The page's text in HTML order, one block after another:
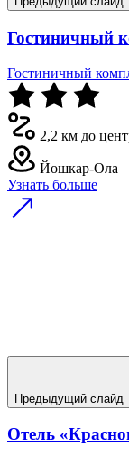
Гостиничный
Гостиничный
2,2 км до
Йошкар-Ола
Узнать больше
Предыдущий слайд
Отель